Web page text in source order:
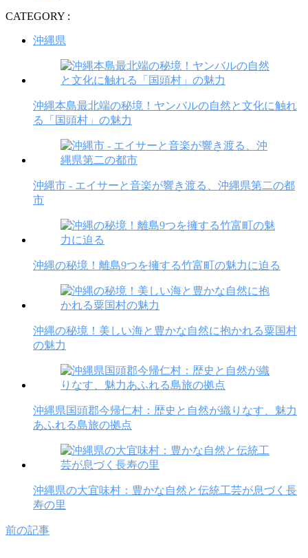
CATEGORY :
沖縄県
沖縄本島最北端の秘境！ヤンバルの自然と文化に触れ
る「国頭村」の魅力
沖縄市 - エイサーと音楽が響き渡る、沖縄県第二の都
市
沖縄の秘境！離島9つを擁する竹富町の魅力に迫る
沖縄の秘境！美しい海と豊かな自然に抱かれる粟国村
の魅力
沖縄県国頭郡今帰仁村：歴史と自然が織りなす、魅力
あふれる島旅の拠点
沖縄県の大宜味村：豊かな自然と伝統工芸が息づく長
寿の里
前の記事